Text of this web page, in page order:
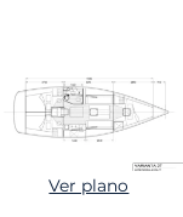
Ver plano